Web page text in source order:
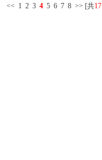
<< 1 2 3 4 5 6 7 8 >> [共17